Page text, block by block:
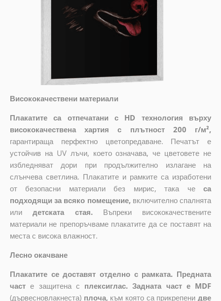
Висококачествени материали
Плакатите са отпечатани с HD технология върху
висококачествена хартия с плътност 200 г/м²,
гарантираща перфектно цветопредаване. Печатът е
устойчив на UV лъчи, което означава, че цветовете не
избледняват дори при продължително излагане на
слънчева светлина. Плакатите и рамките са изработени
от безопасни материали без мирис, така че
са
подходящи за всяко помещение, включително спалнята
или
детската стая.
Въпреки висококачествените
материали не препоръчваме плакатите да се поставят на
места с висока влажност.
Лесно окачване
Плакатите се доставят отделно с рамката. Предната
част е защитена с плексиглас. Задната част е MDF
(дървесновлакнеста) плоча, към която са прикрепени две